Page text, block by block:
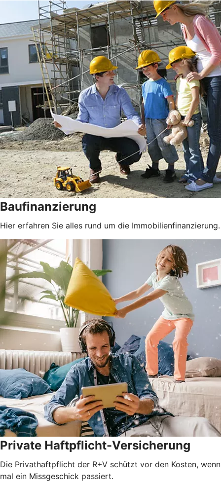
Baufinanzierung
Hier erfahren Sie alles rund um die Immobilienfinanzierung.
Private Haftpflicht-Versicherung
Die Privathaftpflicht der R+V schützt vor den Kosten, wenn
mal ein Missgeschick passiert.